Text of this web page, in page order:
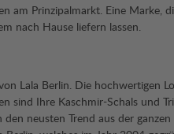
am Prinzipalmarkt. Eine Marke,
nach Hause liefern lassen.
Lala Berlin. Die hochwertigen
Ihre Kaschmir-Schals und
neusten Trend aus der